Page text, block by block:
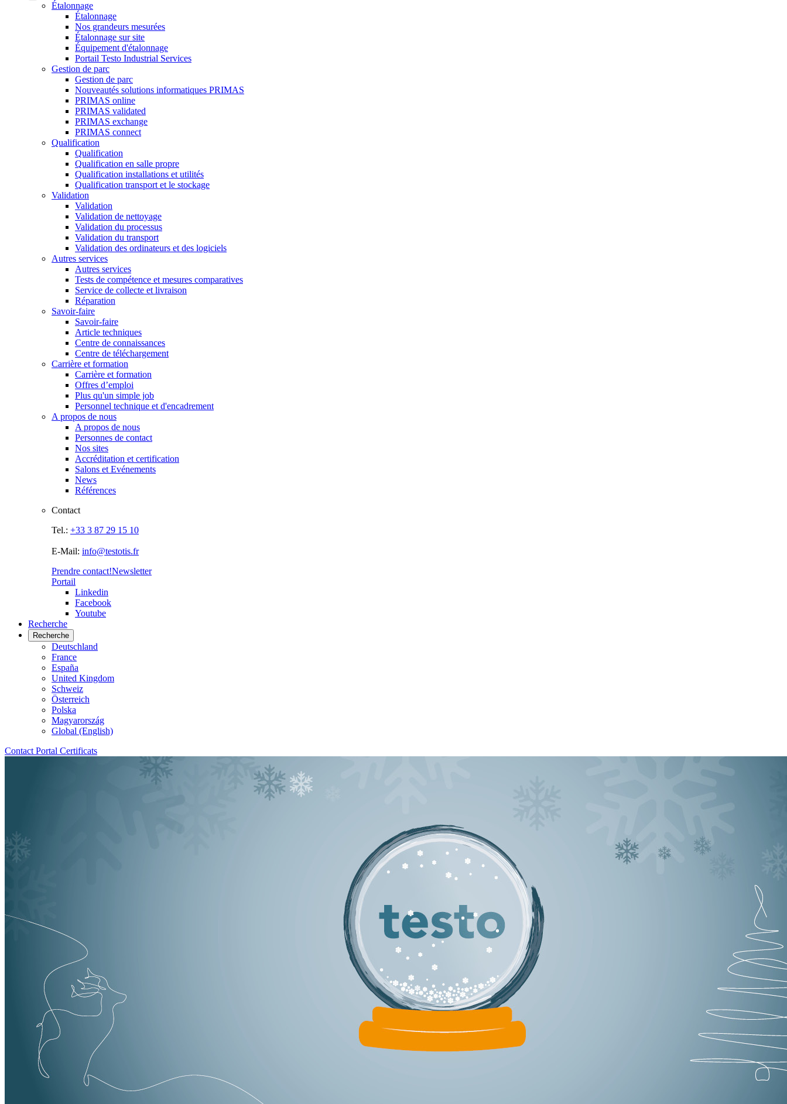
Étalonnage
Étalonnage
Nos grandeurs mesurées
Étalonnage sur site
Équipement d'étalonnage
Portail Testo Industrial Services
Gestion de parc
Gestion de parc
Nouveautés solutions informatiques PRIMAS
PRIMAS online
PRIMAS validated
PRIMAS exchange
PRIMAS connect
Qualification
Qualification
Qualification en salle propre
Qualification installations et utilités
Qualification transport et le stockage
Validation
Validation
Validation de nettoyage
Validation du processus
Validation du transport
Validation des ordinateurs et des logiciels
Autres services
Autres services
Tests de compétence et mesures comparatives
Service de collecte et livraison
Réparation
Savoir-faire
Savoir-faire
Article techniques
Centre de connaissances
Centre de téléchargement
Carrière et formation
Carrière et formation
Offres d’emploi
Plus qu'un simple job
Personnel technique et d'encadrement
A propos de nous
A propos de nous
Personnes de contact
Nos sites
Accréditation et certification
Salons et Evénements
News
Références
Contact
Tel.: +33 3 87 29 15 10
E-Mail: info@testotis.fr
Prendre contact!Newsletter
Portail
Linkedin
Facebook
Youtube
Recherche
Recherche
Deutschland
France
España
United Kingdom
Schweiz
Österreich
Polska
Magyarország
Global (English)
Contact Portal Certificats